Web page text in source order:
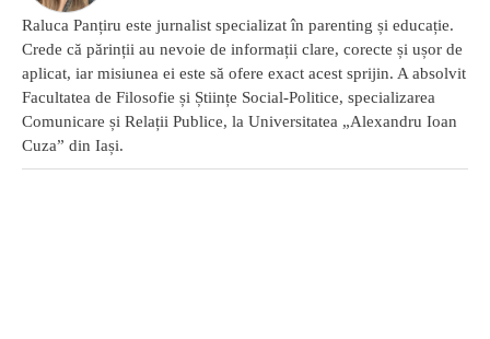
Raluca Panțiru este jurnalist specializat în parenting și educație.
Crede că părinții au nevoie de informații clare, corecte și ușor de
aplicat, iar misiunea ei este să ofere exact acest sprijin. A absolvit
Facultatea de Filosofie și Științe Social-Politice, specializarea
Comunicare și Relații Publice, la Universitatea „Alexandru Ioan
Cuza” din Iași.